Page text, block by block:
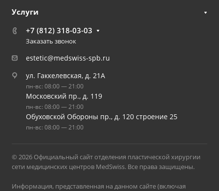
Услуги
+7 (812) 318-03-03
Заказать звонок
estetic@medswiss-spb.ru
ул. Гаккелевская, д. 21А
пн-вс: 08:00 — 21:00
Московский пр., д. 119
пн-вс: 08:00 — 21:00
Обуховской Обороны пр., д. 120 строение 25
пн-вс: 08:00 — 21:00
© 2026 Официальный сайт отделения пластической хирургии
сети медицинских центров MedSwiss. Все права защищены.
Информация, представленная на данном сайте (включая